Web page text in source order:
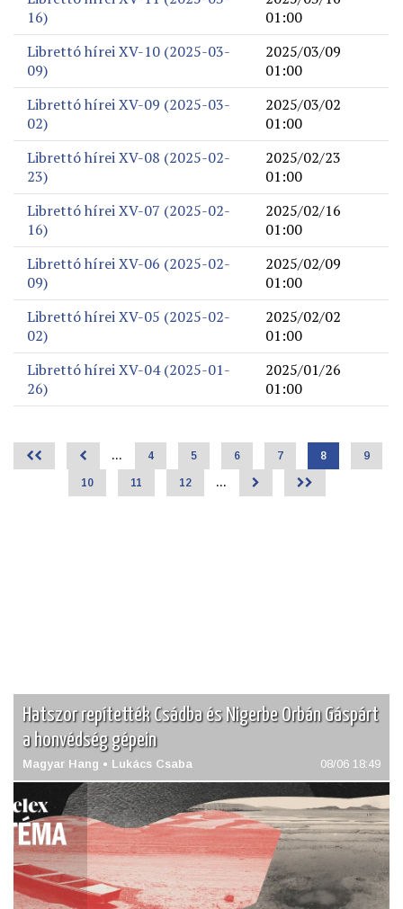
16)
01:00
Librettó hírei XV-10 (2025-03-
09)
2025/03/09
01:00
Librettó hírei XV-09 (2025-03-
02)
2025/03/02
01:00
Librettó hírei XV-08 (2025-02-
23)
2025/02/23
01:00
Librettó hírei XV-07 (2025-02-
16)
2025/02/16
01:00
Librettó hírei XV-06 (2025-02-
09)
2025/02/09
01:00
Librettó hírei XV-05 (2025-02-
02)
2025/02/02
01:00
Librettó hírei XV-04 (2025-01-
26)
2025/01/26
01:00
Oldalszámozás
<< < … Page
4 Page
5 Page
6 Page
7
Jelenlegi
oldal
8 Page
9
Page
10 Page
11 Page
12 … > >>
Hatszor repítették Csádba és Nigerbe Orbán Gáspárt
a honvédség gépein
Magyar Hang • Lukács Csaba 08/06 18:49